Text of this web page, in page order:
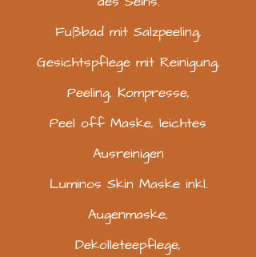
Fußbad mit Salzpeeling,
Gesichtspflege mit Reinigung,
Peeling, Kompresse,
Peel off Maske, leichtes
Ausreinigen
Luminos Skin Maske inkl.
Augenmaske,
Dekolleteepflege,